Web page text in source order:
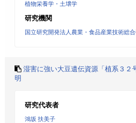
植物栄養学・土壌学
研究機関
国立研究開発法人農業・食品産業技術総
湿害に強い大豆遺伝資源「植系３２
明
研究代表者
鴻坂 扶美子